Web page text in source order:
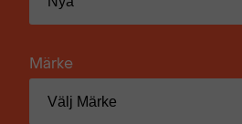
Märke